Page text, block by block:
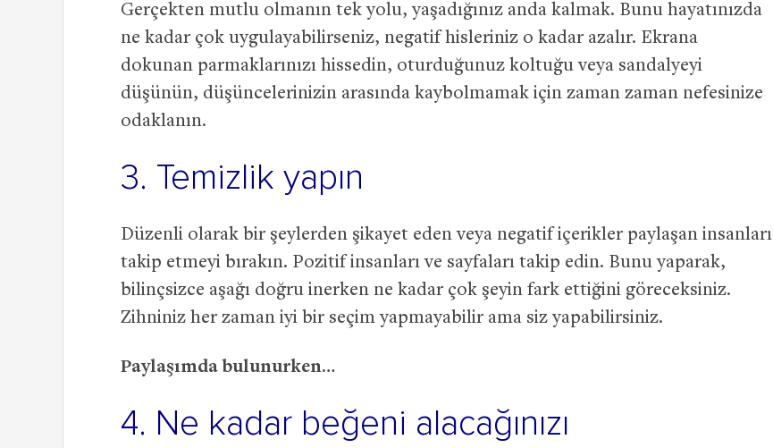
Gerçekten mutlu olmanın tek yolu, yaşadığınız anda kalmak. Bunu hayatınızda
ne kadar çok uygulayabilirseniz, negatif hisleriniz o kadar azalır. Ekrana
dokunan parmaklarınızı hissedin, oturduğunuz koltuğu veya sandalyeyi
düşünün, düşüncelerinizin arasında kaybolmamak için zaman zaman nefesinize
odaklanın.
3. Temizlik yapın
Düzenli olarak bir şeylerden şikayet eden veya negatif içerikler paylaşan insanları
takip etmeyi bırakın. Pozitif insanları ve sayfaları takip edin. Bunu yaparak,
bilinçsizce aşağı doğru inerken ne kadar çok şeyin fark ettiğini göreceksiniz.
Zihniniz her zaman iyi bir seçim yapmayabilir ama siz yapabilirsiniz.
Paylaşımda bulunurken…
4. Ne kadar beğeni alacağınızı